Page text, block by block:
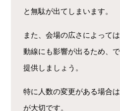
と無駄が出てしまいます。
また、会場の広さによって
動線にも影響が出るため、
提供しましょう。
特に人数の変更がある場合
が大切です。